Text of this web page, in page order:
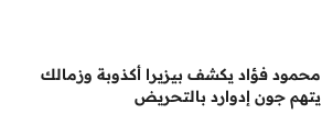
محمود فؤاد يكشف بيزيرا أكذوبة وزمالك
يتهم جون إدوارد بالتحريض